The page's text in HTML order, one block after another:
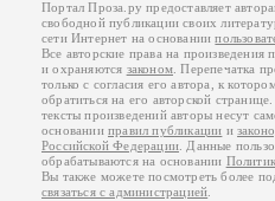
Портал Проза.ру предоставляет
свободной публикации своих
сети Интернет на основании
Все авторские права на произведения
и охраняются законом . Перепечатка
только с согласия его автора, к
обратиться на его авторской странице.
тексты произведений авторы несут
основанииправил публикации и
Российской Федерации . Данные
обрабатываются на основании
Вы также можете посмотреть более
связаться с администрацией